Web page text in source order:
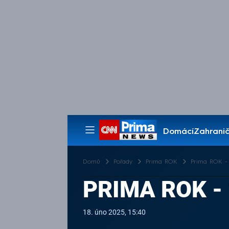
Domácí
Pořady
Domů Pořady Prima ROK Prima ROK -
PRIMA ROK
18. úno 2025, 15:40